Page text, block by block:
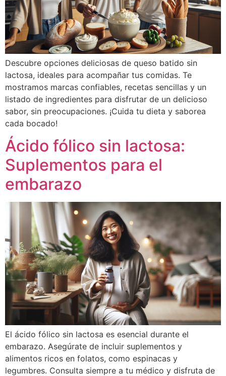
Descubre opciones deliciosas de queso batido sin
lactosa, ideales para acompañar tus comidas. Te
mostramos marcas confiables, recetas sencillas y un
listado de ingredientes para disfrutar de un delicioso
sabor, sin preocupaciones. ¡Cuida tu dieta y saborea
cada bocado!
Ácido fólico sin lactosa:
Suplementos para el
embarazo
El ácido fólico sin lactosa es esencial durante el
embarazo. Asegúrate de incluir suplementos y
alimentos ricos en folatos, como espinacas y
legumbres. Consulta siempre a tu médico y disfruta de